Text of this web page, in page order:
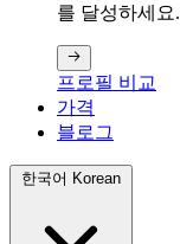
를 달성하세요.
프로필 비교
가격
블로그